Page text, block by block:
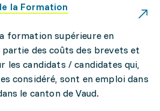
la Formation
formation supérieure en
partie des coûts des brevets et
les candidats / candidates qui,
considéré, sont en emploi dans
le canton de Vaud.